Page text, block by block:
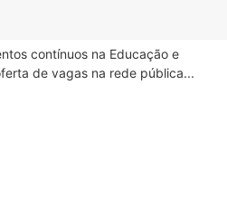
contínuos na Educação e
de vagas na rede pública...